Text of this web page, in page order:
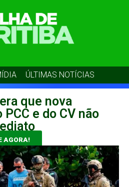
ÚLTIMAS NOTÍCIAS
que nova
e do CV não
AGORA!